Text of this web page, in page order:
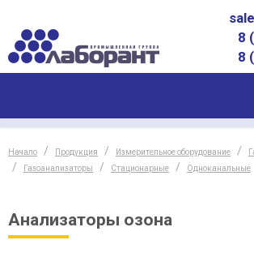
8
8
Начало Продукция Измерительное оборудование
Газоанализаторы
Стационарные Одноканальные
Анализаторы озона